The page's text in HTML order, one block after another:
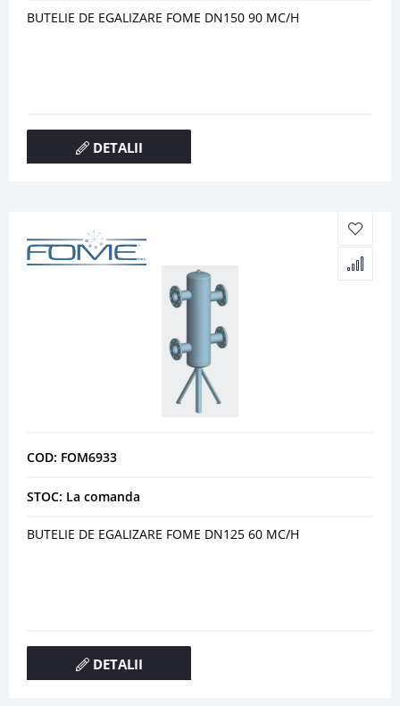
BUTELIE DE EGALIZARE FOME DN150 90 MC/H
DETALII
COD: FOM6933
STOC: La comanda
BUTELIE DE EGALIZARE FOME DN125 60 MC/H
DETALII